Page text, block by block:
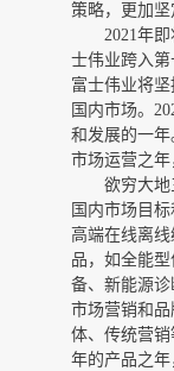
策略，更加坚
2021年
士伟业跨入第
富士伟业将
国内市场。
和发展的一
市场运营之年
欲穷大
国内市场目
高端在线离
品，如全能
备、新能源
市场营销和
体、传统营
年的产品之年